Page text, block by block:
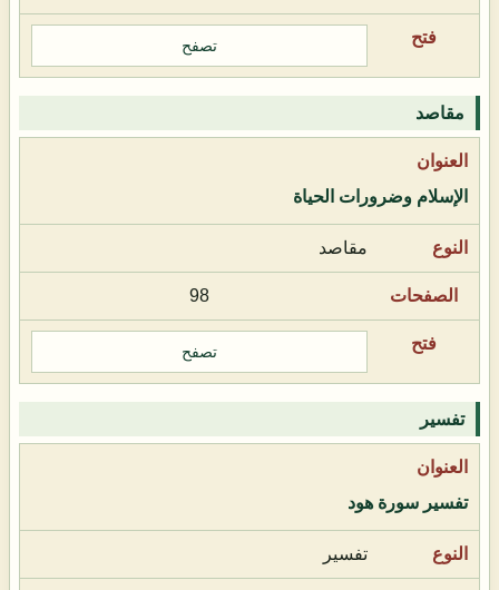
تصفح
مقاصد
الإسلام وضرورات الحياة
مقاصد
98
تصفح
تفسير
تفسير سورة هود
تفسير